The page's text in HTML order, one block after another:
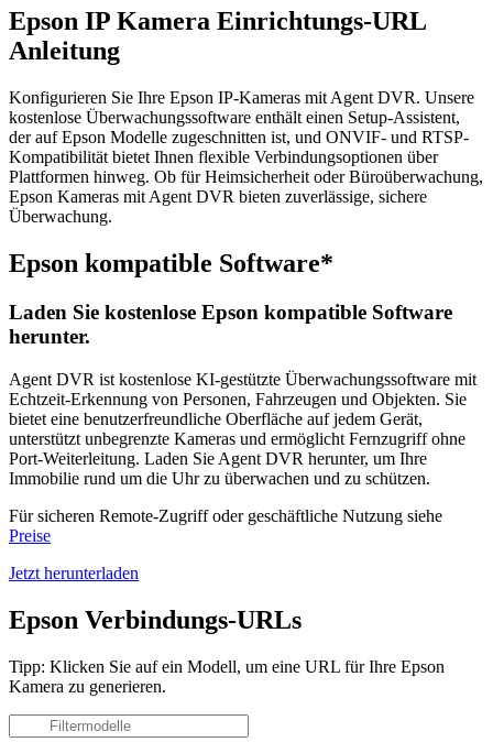
Epson IP Kamera Einrichtungs-URL
Anleitung
Konfigurieren Sie Ihre Epson IP-Kameras mit Agent DVR. Unsere
kostenlose Überwachungssoftware enthält einen Setup-Assistent,
der auf Epson Modelle zugeschnitten ist, und ONVIF- und RTSP-
Kompatibilität bietet Ihnen flexible Verbindungsoptionen über
Plattformen hinweg. Ob für Heimsicherheit oder Büroüberwachung,
Epson Kameras mit Agent DVR bieten zuverlässige, sichere
Überwachung.
Epson kompatible Software*
Laden Sie kostenlose Epson kompatible Software
herunter.
Agent DVR ist kostenlose KI-gestützte Überwachungssoftware mit
Echtzeit-Erkennung von Personen, Fahrzeugen und Objekten. Sie
bietet eine benutzerfreundliche Oberfläche auf jedem Gerät,
unterstützt unbegrenzte Kameras und ermöglicht Fernzugriff ohne
Port-Weiterleitung. Laden Sie Agent DVR herunter, um Ihre
Immobilie rund um die Uhr zu überwachen und zu schützen.
Für sicheren Remote-Zugriff oder geschäftliche Nutzung siehe
Preise
Jetzt herunterladen
Epson Verbindungs-URLs
Tipp: Klicken Sie auf ein Modell, um eine URL für Ihre Epson
Kamera zu generieren.